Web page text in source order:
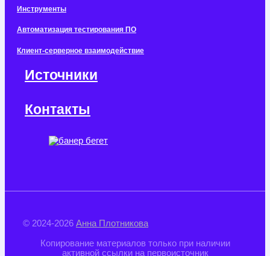
Инструменты
Автоматизация тестирования ПО
Клиент-серверное взаимодействие
Источники
Контакты
© 2024-2026 Анна Плотникова
Копирование материалов только при наличии
активной ссылки на первоисточник